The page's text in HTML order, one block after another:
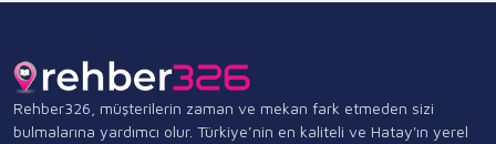
Rehber326, müşterilerin zaman ve mekan fark etmeden sizi
bulmalarına yardımcı olur. Türkiye’nin en kaliteli ve Hatay'ın yerel